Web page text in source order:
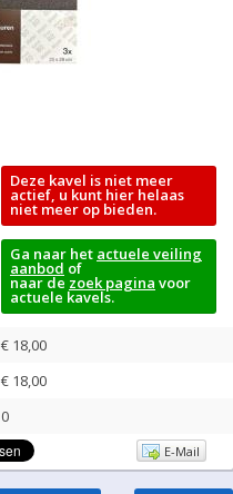
Deze kavel is niet meer
actief, u kunt hier helaas
niet meer op bieden.
Ga naar het actuele veiling
aanbod of
naar de zoek pagina voor
actuele kavels.
€ 18,00
€ 18,00
0
E-Mail